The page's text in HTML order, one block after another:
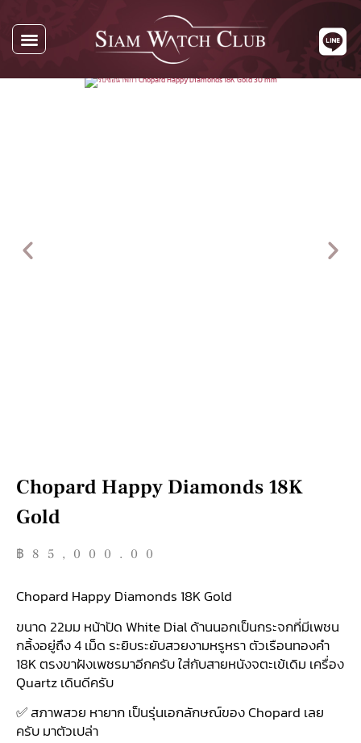
Chopard Happy Diamonds 18K
Gold
฿ 85,000.00
Chopard Happy Diamonds 18K Gold
ขนาด 22มม หน้าปัด White Dial ด้านนอกเป็นกระจกที่มีเพชน
กลิ้งอยู่ถึง 4 เม็ด ระยิบระยับสวยงามหรูหรา ตัวเรือนทองคำ
18K ตรงขาฝังเพชรมาอีกครับ ใส่กับสายหนังจตะเข้เดิม เครื่อง
Quartz เดินดีครับ
✅ สภาพสวย หายาก เป็นรุ่นเอกลักษณ์ของ Chopard เลย
ครับ มาตัวเปล่า